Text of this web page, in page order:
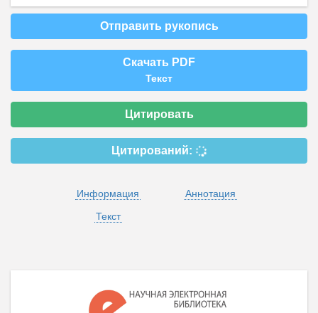
Отправить рукопись
Скачать PDF
Текст
Цитировать
Цитирований:
Информация
Аннотация
Текст